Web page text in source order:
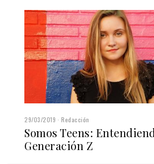
29/03/2019 Redacción
Somos Teens:
Generación Z